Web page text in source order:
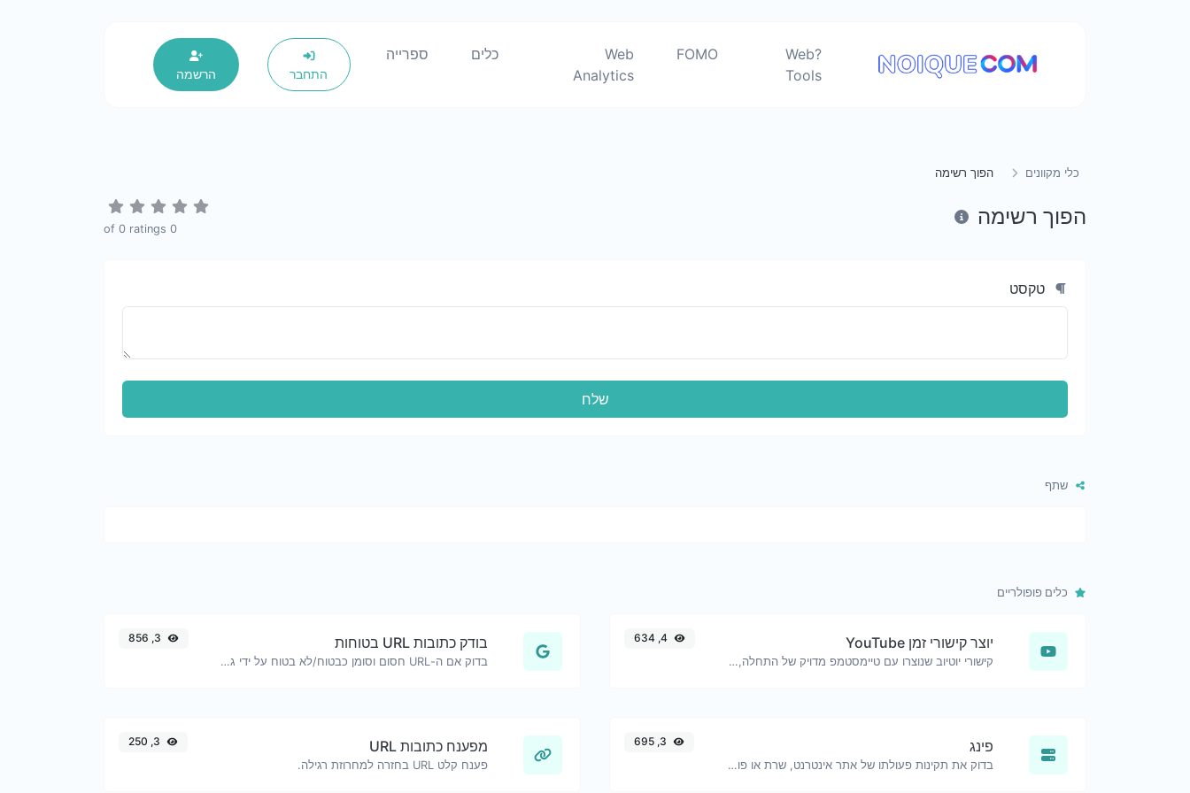
?Web
Tools
FOMO
Web
Analytics
כלים ספרייה
התחבר הרשמה
כלי מקוונים הפוך רשימה
הפוך רשימה 0
0 ratings
טקסט
שלח
שתף
כלים פופולריים
יוצר קישורי זמן YouTube
קישורי יוטיוב שנוצרו עם טיימסטמפ מדויק של התחלה, שימושי למשתמשים במובייל.
4, 634 בודק כתובות URL בטוחות
בדוק אם ה-URL חסום וסומן כבטוח/לא בטוח על ידי גוגל.
פינג
בדוק את תקינות פעולתו של אתר אינטרנט, שרת או פורט רשת.
מפענח כתובות URL
פענח קלט URL בחזרה למחרוזת רגילה.